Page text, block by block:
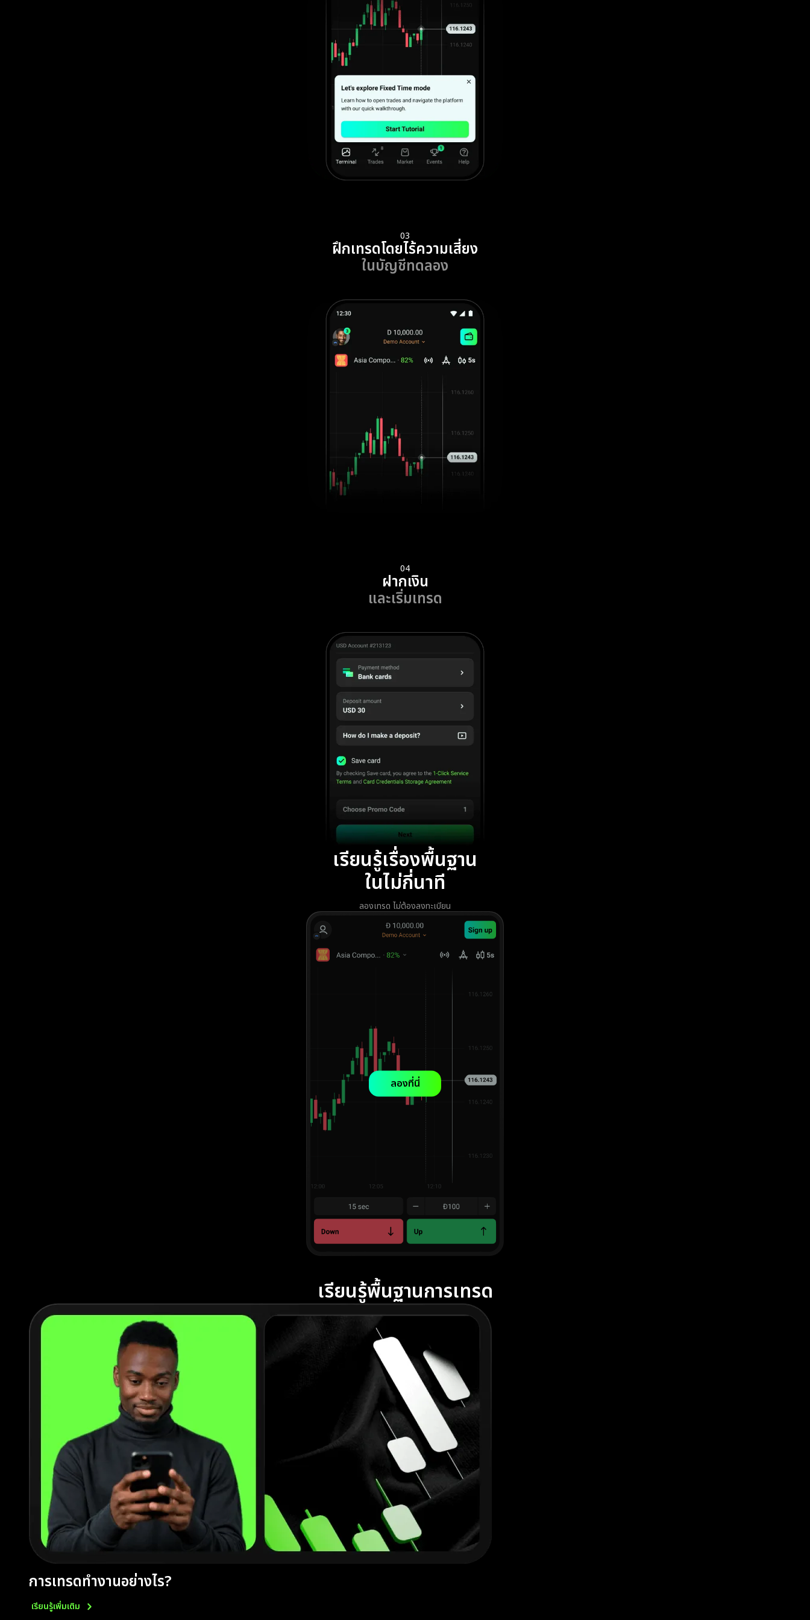
03
ฝึกเทรดโดยไร้ความเสี่ยง
ในบัญชีทดลอง
04
ฝากเงิน
และเริ่มเทรด
เรียนรู้เรื่องพื้นฐาน
ในไม่กี่นาที
ลองเทรด ไม่ต้องลงทะเบียน
ลองที่นี่
เรียนรู้พื้นฐานการเทรด
การเทรดทำงานอย่างไร?
เรียนรู้เพิ่มเติม